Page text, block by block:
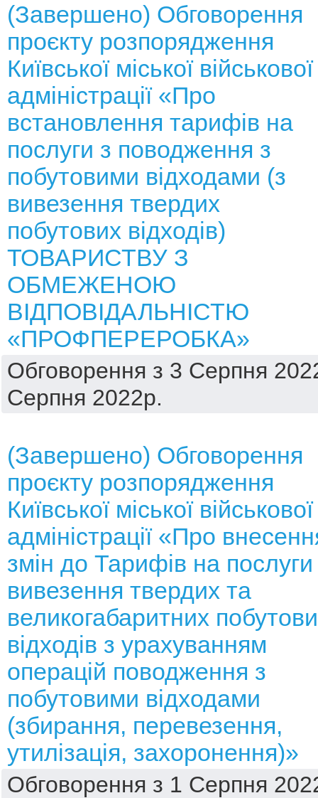
(Завершено) Обговорення
проєкту розпорядження
Київської міської військової
адміністрації «Про
встановлення тарифів на
послуги з поводження з
побутовими відходами (з
вивезення твердих
побутових відходів)
ТОВАРИСТВУ З
ОБМЕЖЕНОЮ
ВІДПОВІДАЛЬНІСТЮ
«ПРОФПЕРЕРОБКА»
Обговорення з 3 Серпня
Серпня 2022р.
(Завершено) Обговорення
проєкту розпорядження
Київської міської військової
адміністрації «Про
змін до Тарифів на послуги
вивезення твердих та
великогабаритних
відходів з урахуванням
операцій поводження з
побутовими відходами
(збирання, перевезення,
утилізація, захоронення)»
Обговорення з 1 Серпня